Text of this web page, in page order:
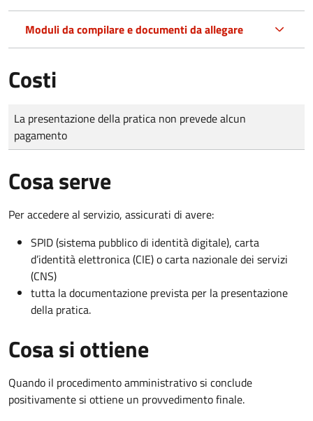
Moduli da compilare e documenti da allegare
Costi
Tipo di pagamento
Importo
La presentazione della pratica non prevede alcun
pagamento
Cosa serve
Per accedere al servizio, assicurati di avere:
SPID (sistema pubblico di identità digitale), carta
d’identità elettronica (CIE) o carta nazionale dei servizi
(CNS)
tutta la documentazione prevista per la presentazione
della pratica.
Cosa si ottiene
Quando il procedimento amministrativo si conclude
positivamente si ottiene un provvedimento finale.